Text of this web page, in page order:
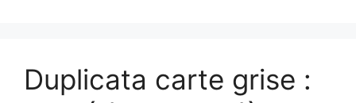
Duplicata carte grise :